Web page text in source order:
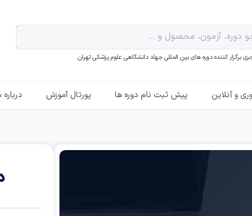
برگزار کننده دوره های بین المللی جهاد دانشگاهی علوم پزشکی تهران
و آنلاین پیش ثبت نام دوره ها پورتال آموزش درباره